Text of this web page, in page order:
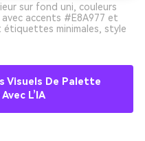
sur fond uni, couleurs
avec accents #E8A977 et
étiquettes minimales, style
Visuels De Palette
L’IA